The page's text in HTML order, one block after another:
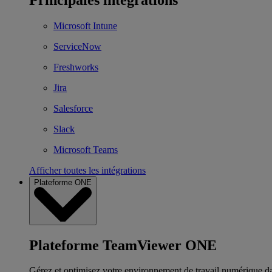
Microsoft Intune
ServiceNow
Freshworks
Jira
Salesforce
Slack
Microsoft Teams
Afficher toutes les intégrations
Plateforme ONE
Plateforme TeamViewer ONE